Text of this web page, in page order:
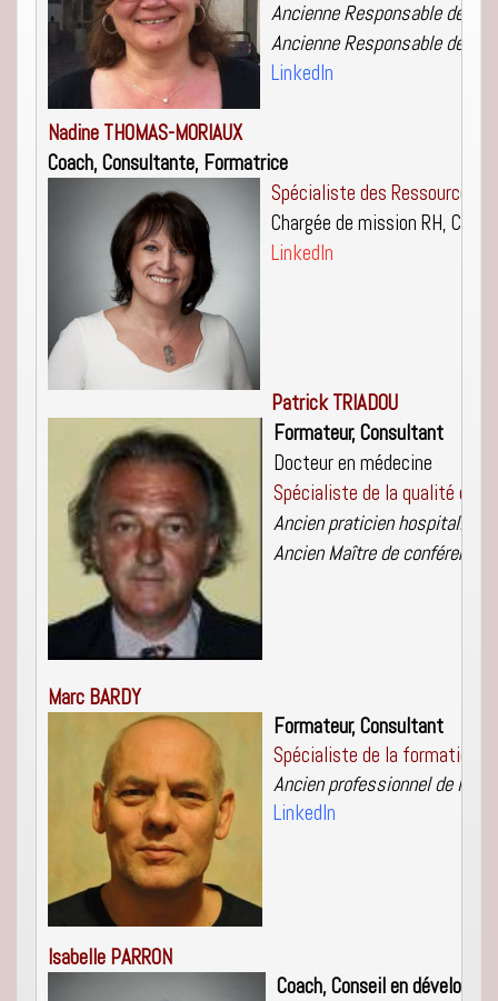
Ancienne Responsable de
Ancienne Responsable de
LinkedIn
Nadine THOMAS-MORIAUX
Coach, Consultante, Formatrice
Spécialiste des Ressources
Chargée de
LinkedIn
Patrick TRIADOU
Formateur, Consultant
Docteur en médecine
Spécialiste de la qualité des
Ancien praticien hospitalier
Ancien Maître de conférence
Marc BARDY
Formateur, Consultant
Spécialiste de la formation
Ancien professionnel de
LinkedIn
Isabelle PARRON
Coach, Conseil en